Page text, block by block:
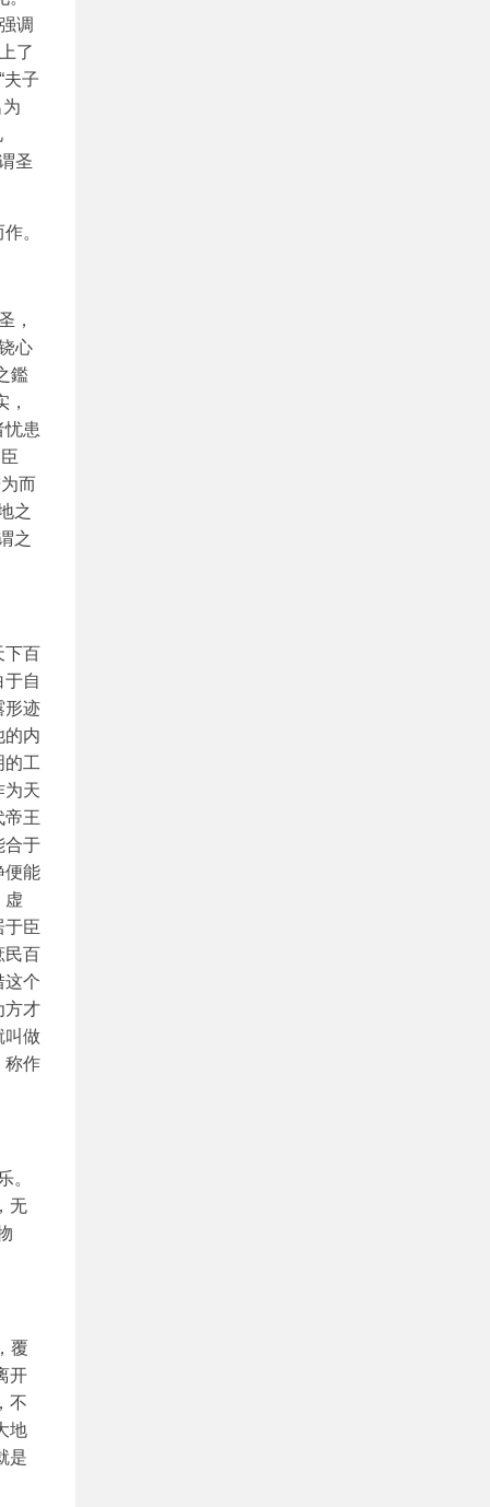
调
了
夫子
圣
。
，
心
鑑
患
而
之
之
下百
自
形迹
的内
工
为天
帝王
合于
便能
虚
于臣
民百
这个
方才
叫做
称作
。
无
覆
开
不
地
是